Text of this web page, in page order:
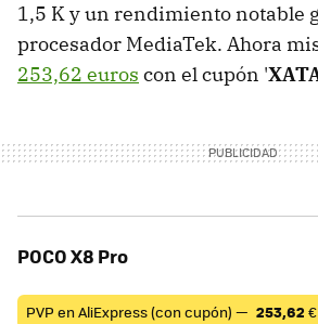
1,5 K y un rendimiento notable
procesador MediaTek. Ahora
253,62 euros con el cupón '
POCO X8 Pro
PVP en AliExpress (con cupón) — 253,62 €